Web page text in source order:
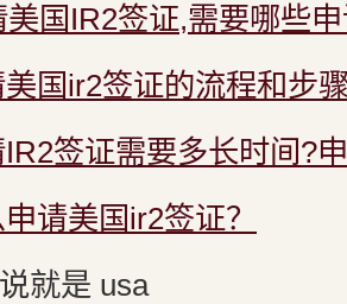
美国IR2签证,需要哪些
美国ir2签证的流程和步
IR2签证需要多长时间?
请美国ir2签证？
就是 usa